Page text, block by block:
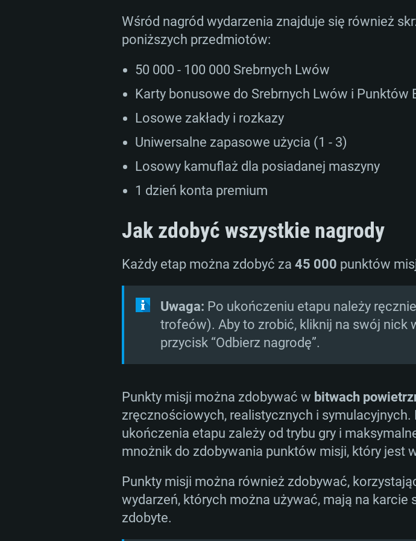
Wśród nagród wydarzenia znajduje się również
poniższych przedmiotów:
50 000 - 100 000 Srebrnych Lwów
Karty bonusowe do Srebrnych Lwów i Punktów
Losowe zakłady i rozkazy
Uniwersalne zapasowe użycia (1 - 3)
Losowy kamuflaż dla posiadanej maszyny
1 dzień konta premium
Jak zdobyć wszystkie nagrody
Każdy etap można zdobyć za 45 000 punktów
Uwaga: Po ukończeniu etapu należy
trofeów). Aby to zrobić, kliknij na swój nick
przycisk “Odbierz nagrodę”.
Punkty misji można zdobywać w bitwach
zręcznościowych, realistycznych i
ukończenia etapu zależy od trybu gry i
mnożnik do zdobywania punktów misji, który jest
Punkty misji można również zdobywać,
wydarzeń, których można używać, mają na
zdobyte.